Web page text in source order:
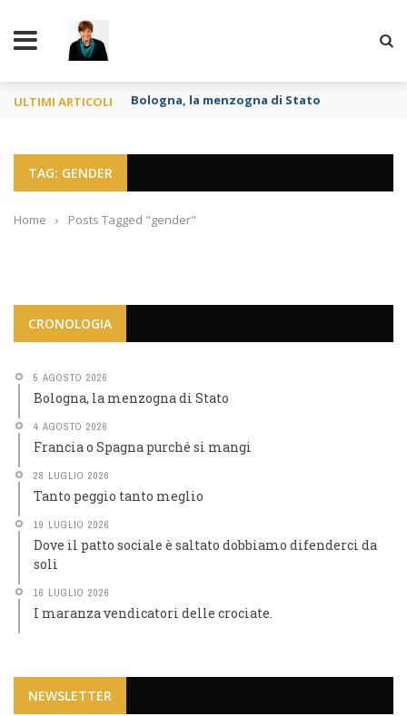
ULTIMI ARTICOLI Bologna, la menzogna di Stato
TAG: GENDER
Home › Posts Tagged "gender"
CRONOLOGIA
5 AGOSTO 2026
Bologna, la menzogna di Stato
4 AGOSTO 2026
Francia o Spagna purché si mangi
28 LUGLIO 2026
Tanto peggio tanto meglio
19 LUGLIO 2026
Dove il patto sociale è saltato dobbiamo difenderci da
soli
16 LUGLIO 2026
I maranza vendicatori delle crociate.
NEWSLETTER